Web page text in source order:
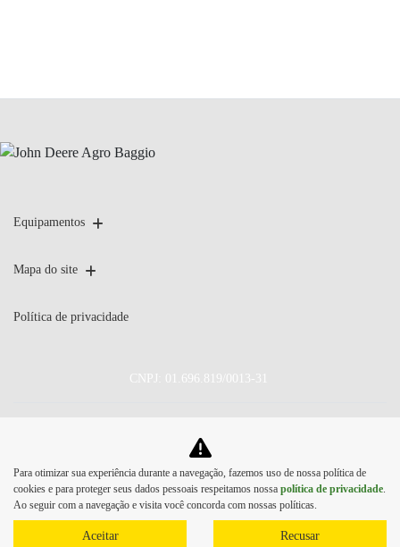
Equipamentos
Mapa do site
Política de privacidade
CNPJ: 01.696.819/0013-31
No trânsito, enxergar o outro salva
vidas.
Desenvolvido pela DEALERSPACE ® Direitos Reservados.
Para otimizar sua experiência durante a navegação, fazemos uso de nossa política de
cookies e para proteger seus dados pessoais respeitamos nossa política de privacidade.
Ao seguir com a navegação e visita você concorda com nossas políticas.
Aceitar Recusar